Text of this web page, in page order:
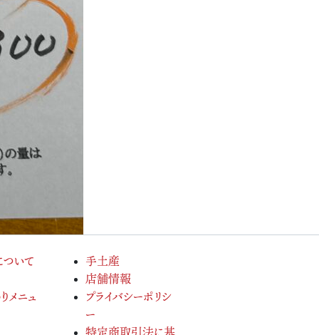
いて
メニュ
手土産
店舗情報
プライバシーポリシ
ー